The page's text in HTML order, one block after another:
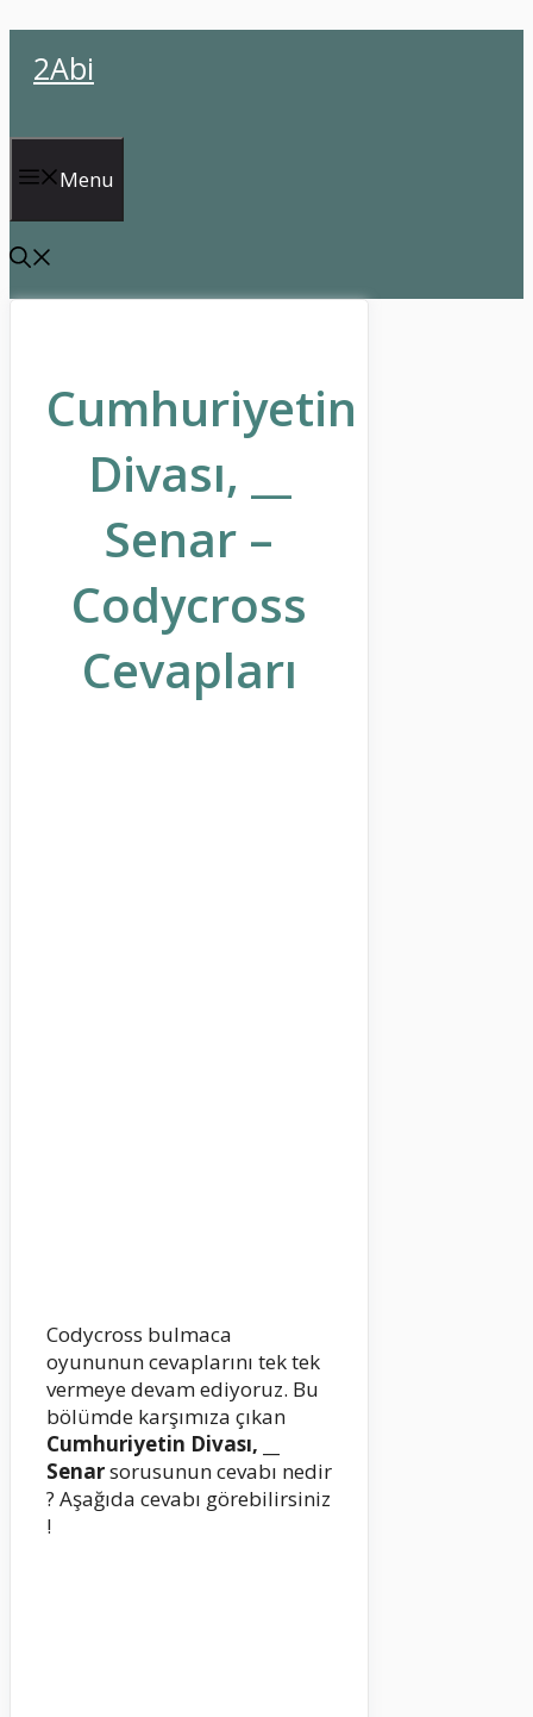
atla2Abi
Menu
Cumhuriyetin
Divası, __
Senar –
Codycross
Cevapları
Codycross bulmaca
oyununun cevaplarını tek tek
vermeye devam ediyoruz. Bu
bölümde karşımıza çıkan
Cumhuriyetin Divası, __
Senarsorusunun cevabı nedir
? Aşağıda cevabı görebilirsiniz
!